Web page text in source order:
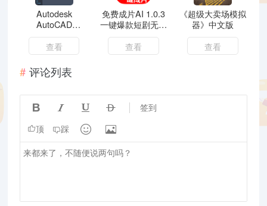
Autodesk
AutoCAD
2024.1.4中文版
查看
免费成片AI 1.0.3
一键爆款短剧无限
文生图
查看
《超级大卖场模拟
器》中文版
查看
评论列表
    签到
顶 踩  